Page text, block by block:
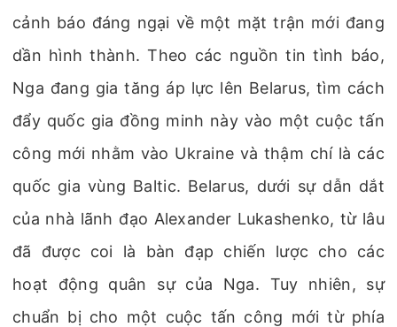
cảnh báo đáng ngại về một mặt trận mới đang
dần hình thành. Theo các nguồn tin tình báo,
Nga đang gia tăng áp lực lên Belarus, tìm cách
đẩy quốc gia đồng minh này vào một cuộc tấn
công mới nhằm vào Ukraine và thậm chí là các
quốc gia vùng Baltic. Belarus, dưới sự dẫn dắt
của nhà lãnh đạo Alexander Lukashenko, từ lâu
đã được coi là bàn đạp chiến lược cho các
hoạt động quân sự của Nga. Tuy nhiên, sự
chuẩn bị cho một cuộc tấn công mới từ phía